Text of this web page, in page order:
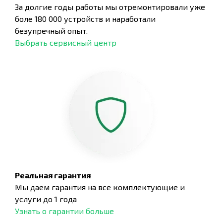
За долгие годы работы мы отремонтировали уже
боле 180 000 устройств и наработали
безупречный опыт.
Выбрать сервисный центр
Реальная гарантия
Мы даем гарантия на все комплектующие и
услуги до 1 года
Узнать о гарантии больше